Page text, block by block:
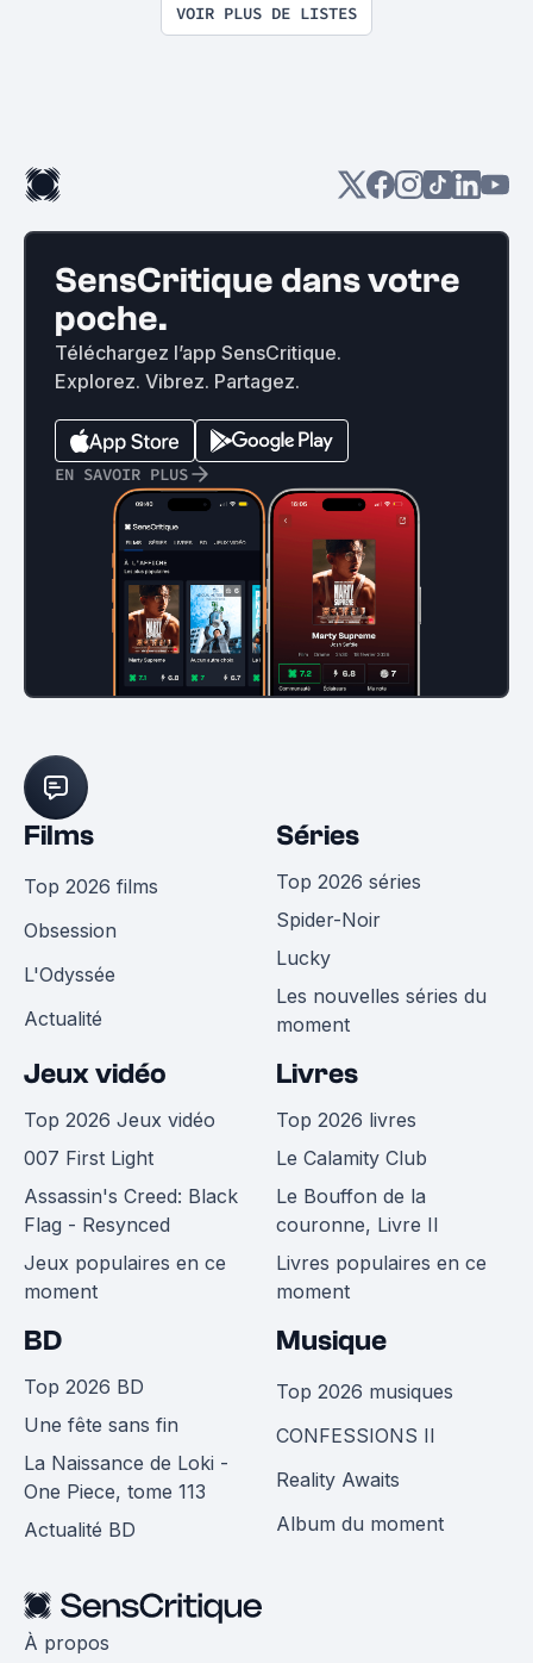
VOIR PLUS DE LISTES
SensCritique dans votre
poche.
Téléchargez l’app SensCritique.
Explorez. Vibrez. Partagez.
EN SAVOIR PLUS
Films
Top 2026 films
Obsession
L'Odyssée
Actualité
Séries
Top 2026 séries
Spider-Noir
Lucky
Les nouvelles séries du
moment
Jeux vidéo
Top 2026 Jeux vidéo
007 First Light
Assassin's Creed: Black
Flag - Resynced
Jeux populaires en ce
moment
Livres
Top 2026 livres
Le Calamity Club
Le Bouffon de la
couronne, Livre II
Livres populaires en ce
moment
BD
Top 2026 BD
Une fête sans fin
La Naissance de Loki -
One Piece, tome 113
Actualité BD
Musique
Top 2026 musiques
CONFESSIONS II
Reality Awaits
Album du moment
À propos